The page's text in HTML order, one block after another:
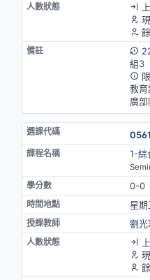
組3
教育
廣
0561
1-綜
0-0
星
劉光